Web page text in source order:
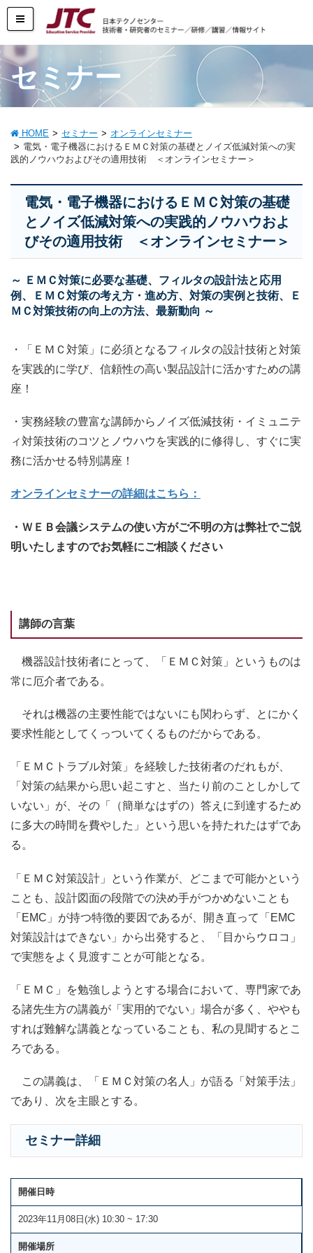
セミナー
HOME セミナー
オンラインセミナー
電気・電子機器におけるＥＭＣ対策の基礎とノイズ低減対策への実
践的ノウハウおよびその適用技術 ＜オンラインセミナー＞
電気・電子機器におけるＥＭＣ対策の基礎
とノイズ低減対策への実践的ノウハウおよ
びその適用技術 ＜オンラインセミナー＞
～ ＥＭＣ対策に必要な基礎、フィルタの設計法と応用
例、ＥＭＣ対策の考え方・進め方、対策の実例と技術、Ｅ
ＭＣ対策技術の向上の方法、最新動向 ～
・「ＥＭＣ対策」に必須となるフィルタの設計技術と対策
を実践的に学び、信頼性の高い製品設計に活かすための講
座！
・実務経験の豊富な講師からノイズ低減技術・イミュニテ
ィ対策技術のコツとノウハウを実践的に修得し、すぐに実
務に活かせる特別講座！
オンラインセミナーの詳細はこちら：
・ＷＥＢ会議システムの使い方がご不明の方は弊社でご説
明いたしますのでお気軽にご相談ください
講師の言葉
機器設計技術者にとって、「ＥＭＣ対策」というものは
常に厄介者である。
それは機器の主要性能ではないにも関わらず、とにかく
要求性能としてくっついてくるものだからである。
「ＥＭＣトラブル対策」を経験した技術者のだれもが、
「対策の結果から思い起こすと、当たり前のことしかして
いない」が、その「（簡単なはずの）答えに到達するため
に多大の時間を費やした」という思いを持たれたはずであ
る。
「ＥＭＣ対策設計」という作業が、どこまで可能かという
ことも、設計図面の段階での決め手がつかめないことも
「EMC」が持つ特徴的要因であるが、開き直って「EMC
対策設計はできない」から出発すると、「目からウロコ」
で実態をよく見渡すことが可能となる。
「ＥＭＣ」を勉強しようとする場合において、専門家であ
る諸先生方の講義が「実用的でない」場合が多く、ややも
すれば難解な講義となっていることも、私の見聞するとこ
ろである。
この講義は、「ＥＭＣ対策の名人」が語る「対策手法」
であり、次を主眼とする。
セミナー詳細
開催日時
2023年11月08日(水) 10:30 ~ 17:30
開催場所